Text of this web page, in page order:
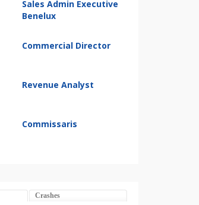
Sales Admin Executive
Benelux
Commercial Director
Revenue Analyst
Commissaris
Crashes